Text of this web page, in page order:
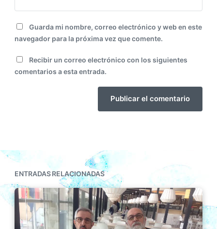
Guarda mi nombre, correo electrónico y web en este
navegador para la próxima vez que comente.
Recibir un correo electrónico con los siguientes
comentarios a esta entrada.
ENTRADAS RELACIONADAS